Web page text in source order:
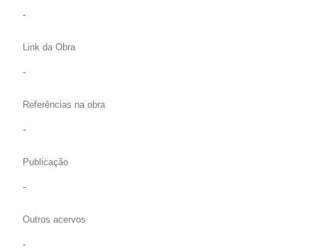
-
Link da Obra
-
Referências na obra
-
Publicação
-
Outros acervos
-